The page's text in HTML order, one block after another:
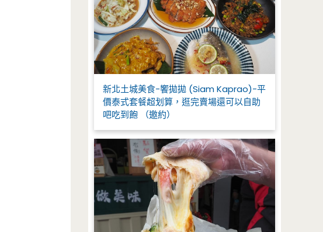
新北土城美食-饗拋拋 (Siam Kaprao)-平
價泰式套餐超划算，逛完賣場還可以自助
吧吃到飽 （邀約）